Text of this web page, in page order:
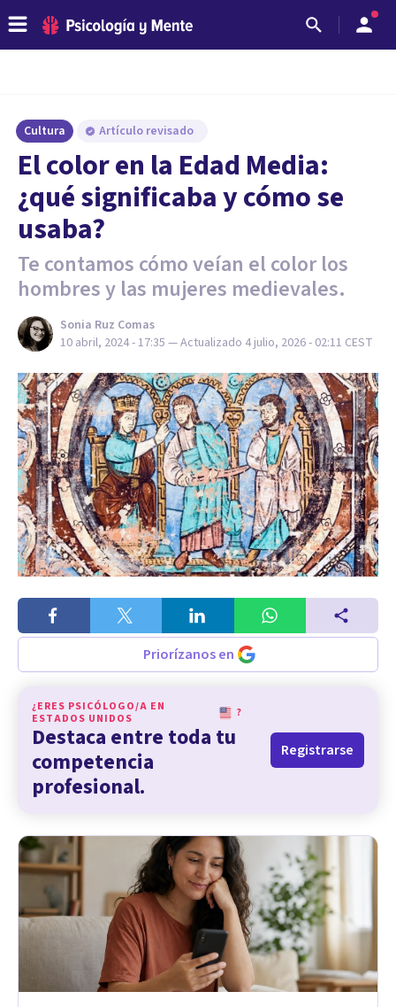
Cultura Artículo revisado
El color en la Edad Media:
¿qué significaba y cómo se
usaba?
Te contamos cómo veían el color los
hombres y las mujeres medievales.
Sonia Ruz Comas
10 abril, 2024 - 17:35 — Actualizado 4 julio, 2026 - 02:11 CEST
Priorízanos en
¿ERES PSICÓLOGO/A EN
ESTADOS UNIDOS
?
Destaca entre toda tu
competencia
profesional.
Registrarse